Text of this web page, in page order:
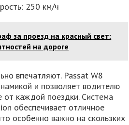
250 км/ч
за проезд на красный свет:
на дороге
впечатляют. Passat W8
и позволяет водителю
от каждой поездки. Система
обеспечивает отличное
особенно важно на скользких